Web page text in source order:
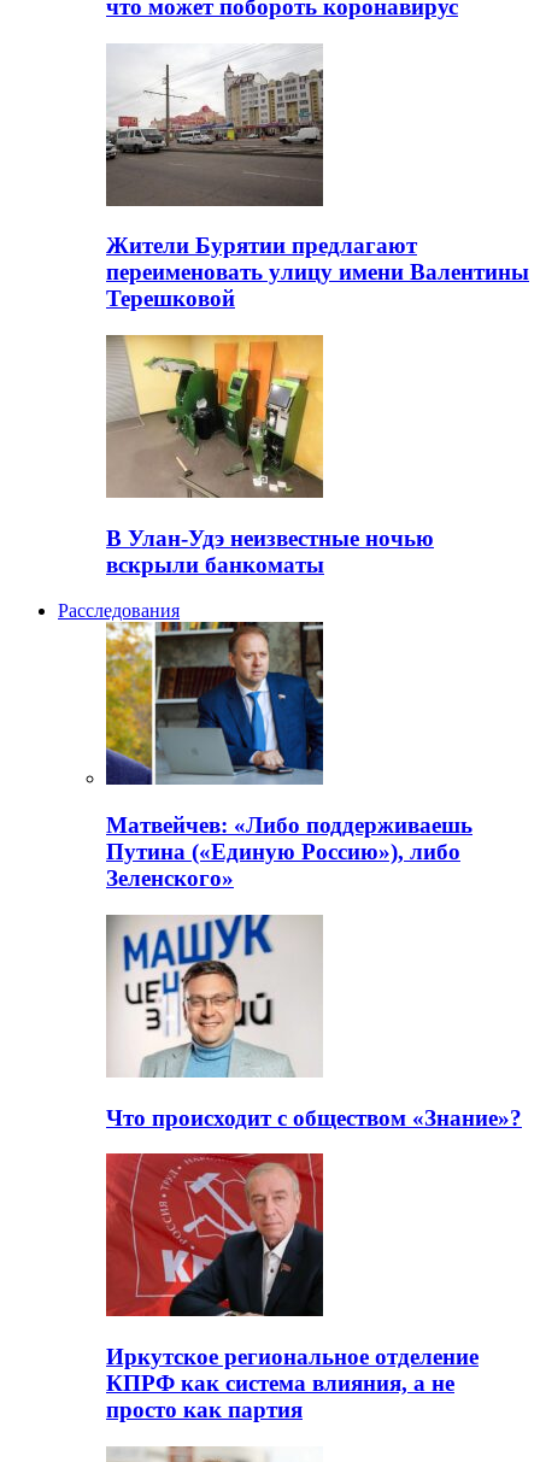
что может побороть коронавирус
Жители Бурятии предлагают
переименовать улицу имени Валентины
Терешковой
В Улан-Удэ неизвестные ночью
вскрыли банкоматы
Расследования
Матвейчев: «Либо поддерживаешь
Путина («Единую Россию»), либо
Зеленского»
Что происходит с обществом «Знание»?
Иркутское региональное отделение
КПРФ как система влияния, а не
просто как партия